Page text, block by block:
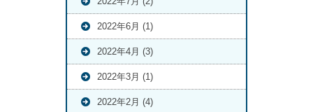
2022年6月 (1)
2022年4月 (3)
2022年3月 (1)
2022年2月 (4)